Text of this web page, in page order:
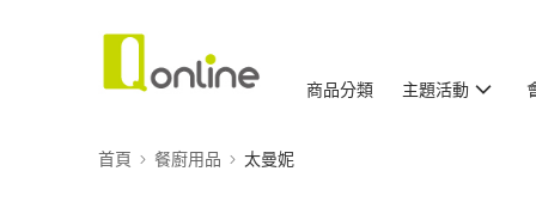
商品分類 主題活動
首頁 餐廚用品 太曼妮